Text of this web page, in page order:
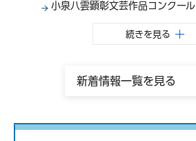
小泉八雲顕彰文芸作品コンクール
続きを見る
新着情報一覧を見る